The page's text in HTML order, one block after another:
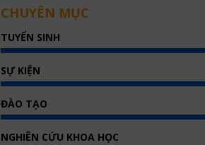
CHUYÊN MỤC
TUYỂN SINH
SỰ KIỆN
ĐÀO TẠO
NGHIÊN CỨU KHOA HỌC